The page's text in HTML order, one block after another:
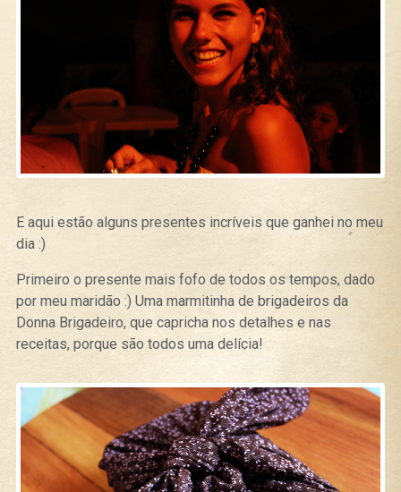
E aqui estão alguns presentes incríveis que ganhei no meu
dia :)
Primeiro o presente mais fofo de todos os tempos, dado
por meu maridão :) Uma marmitinha de brigadeiros da
Donna Brigadeiro, que capricha nos detalhes e nas
receitas, porque são todos uma delícia!